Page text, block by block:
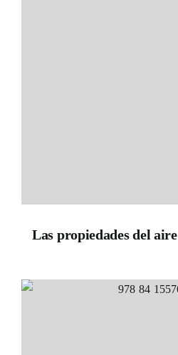
Las propiedades del aire